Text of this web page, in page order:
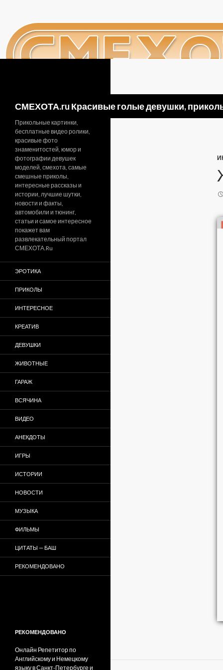
СМЕХОТА.ru Красивые голые девушки,
Прикольные картинки,
бесплатные видео ролики,
красивые фото
знаменитостей, юмор и
фотографии девушек
моделей, смехота, самые
смешные приколы,
интересные рассказы и
истории, лучшие шутки,
новости и факты,
автомобили и тюнинг,
статьи и самое интересное
покажет вам
развлекательный портал
СМЕХОТА.Ru
ЭРОТИКА
ПРИКОЛЫ
ИНТЕРЕСНОЕ
КРЕАТИВ
ДЕВУШКИ
ЖИВОТНЫЕ
ГАРАЖ
ВСЯЧИНА
ВИДЕО
АНЕКДОТЫ
ИГРЫ
ИСТОРИИ
НОВОСТИ
МУЗЫКА
ФИЛЬМЫ
ЦИТАТЫ — БАШ
РЕКОМЕНДОВАНО
РЕКОМЕНДОВАНО
Онлайн Репетитор по
Английскому и Немецкому
языку в Санкт-Петербурге и